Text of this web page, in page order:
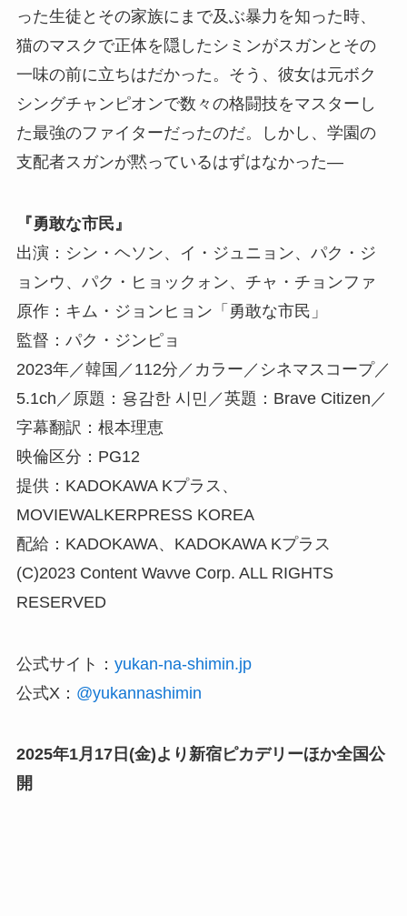
った生徒とその家族にまで及ぶ暴力を知った時、
猫のマスクで正体を隠したシミンがスガンとその
一味の前に立ちはだかった。そう、彼女は元ボク
シングチャンピオンで数々の格闘技をマスターし
た最強のファイターだったのだ。しかし、学園の
支配者スガンが黙っているはずはなかった―
『勇敢な市民』
出演：シン・ヘソン、イ・ジュニョン、パク・ジ
ョンウ、パク・ヒョックォン、チャ・チョンファ
原作：キム・ジョンヒョン「勇敢な市民」
監督：パク・ジンピョ
2023年／韓国／112分／カラー／シネマスコープ／
5.1ch／原題：용감한 시민／英題：Brave Citizen／
字幕翻訳：根本理恵
映倫区分：PG12
提供：KADOKAWA Kプラス、
MOVIEWALKERPRESS KOREA
配給：KADOKAWA、KADOKAWA Kプラス
(C)2023 Content Wavve Corp. ALL RIGHTS
RESERVED
公式サイト： yukan-na-shimin.jp
公式X： @yukannashimin
2025年1月17日(金)より新宿ピカデリーほか全国公
開